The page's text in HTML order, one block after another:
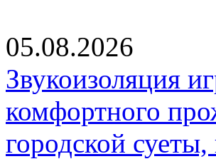
05.08.2026
Звукоизоляция
комфортного
городской